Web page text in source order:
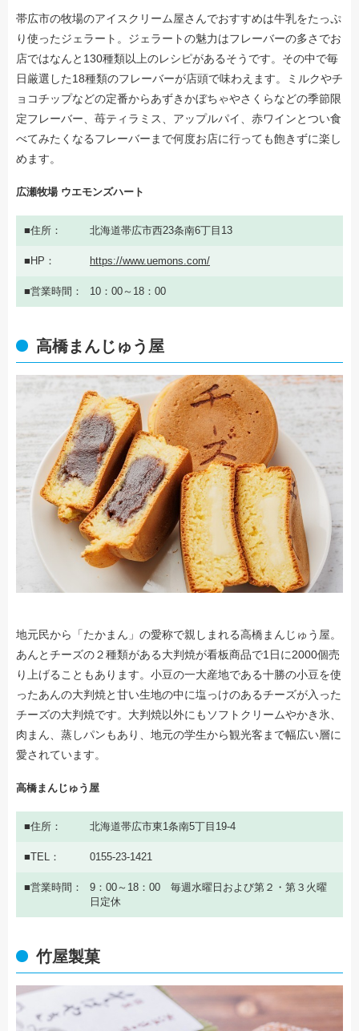
帯広市の牧場のアイスクリーム屋さんでおすすめは牛乳をたっぷ
り使ったジェラート。ジェラートの魅力はフレーバーの多さでお
店ではなんと130種類以上のレシピがあるそうです。その中で毎
日厳選した18種類のフレーバーが店頭で味わえます。ミルクやチ
ョコチップなどの定番からあずきかぼちゃやさくらなどの季節限
定フレーバー、苺ティラミス、アップルパイ、赤ワインとつい食
べてみたくなるフレーバーまで何度お店に行っても飽きずに楽し
めます。
広瀬牧場 ウエモンズハート
住所 北海道帯広市西23条南6丁目13
HP https://www.uemons.com/
営業時間 10：00～18：00
高橋まんじゅう屋
地元民から「たかまん」の愛称で親しまれる高橋まんじゅう屋。
あんとチーズの２種類がある大判焼が看板商品で1日に2000個売
り上げることもあります。小豆の一大産地である十勝の小豆を使
ったあんの大判焼と甘い生地の中に塩っけのあるチーズが入った
チーズの大判焼です。大判焼以外にもソフトクリームやかき氷、
肉まん、蒸しパンもあり、地元の学生から観光客まで幅広い層に
愛されています。
高橋まんじゅう屋
住所 北海道帯広市東1条南5丁目19-4
TEL 0155-23-1421
営業時間
9：00～18：00 毎週水曜日および第２・第３火曜
日定休
竹屋製菓